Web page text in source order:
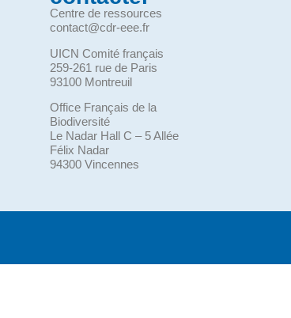
Centre de ressources
contact@cdr-eee.fr
UICN Comité français
259-261 rue de Paris
93100 Montreuil
Office Français de la
Biodiversité
Le Nadar Hall C – 5 Allée
Félix Nadar
94300 Vincennes